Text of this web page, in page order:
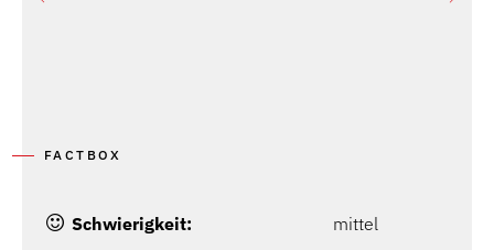
FACTBOX
Schwierigkeit:
mittel